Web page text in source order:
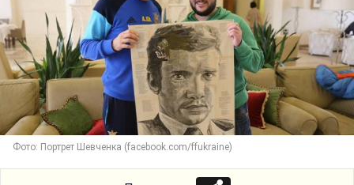
Фото: Портрет Шевченка (facebook.com/ffukraine)